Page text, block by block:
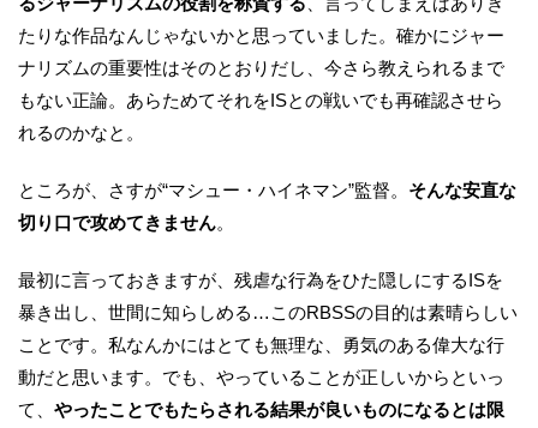
たりな作品なんじゃないかと思っていました。確かにジャー
ナリズムの重要性はそのとおりだし、今さら教えられるまで
もない正論。あらためてそれをISとの戦いでも再確認させら
れるのかなと。
ところが、さすが“マシュー・ハイネマン”監督。 そんな安直な
切り口で攻めてきません。
最初に言っておきますが、残虐な行為をひた隠しにするISを
暴き出し、世間に知らしめる…このRBSSの目的は素晴らしい
ことです。私なんかにはとても無理な、勇気のある偉大な行
動だと思います。でも、やっていることが正しいからといっ
て、 やったことでもたらされる結果が良いものになるとは限